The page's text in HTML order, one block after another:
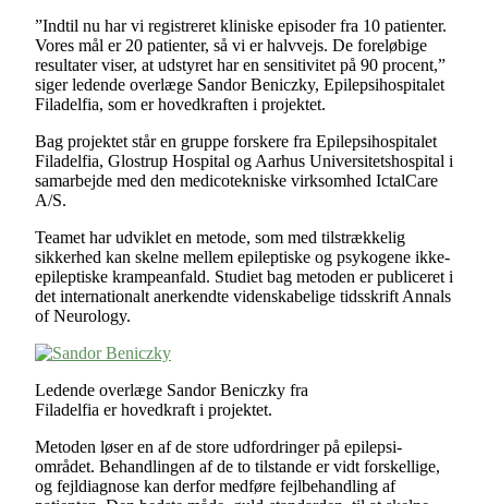
”Indtil nu har vi registreret kliniske episoder fra 10 patienter.
Vores mål er 20 patienter, så vi er halvvejs. De foreløbige
resultater viser, at udstyret har en sensitivitet på 90 procent,”
siger ledende overlæge Sandor Beniczky, Epilepsihospitalet
Filadelfia, som er hovedkraften i projektet.
Bag projektet står en gruppe forskere fra Epilepsihospitalet
Filadelfia, Glostrup Hospital og Aarhus Universitetshospital i
samarbejde med den medicotekniske virksomhed IctalCare
A/S.
Teamet har udviklet en metode, som med tilstrækkelig
sikkerhed kan skelne mellem epileptiske og psykogene ikke-
epileptiske krampeanfald. Studiet bag metoden er publiceret i
det internationalt anerkendte videnskabelige tidsskrift Annals
of Neurology.
Ledende overlæge Sandor Beniczky fra
Filadelfia er hovedkraft i projektet.
Metoden løser en af de store udfordringer på epilepsi-
området. Behandlingen af de to tilstande er vidt forskellige,
og fejldiagnose kan derfor medføre fejlbehandling af